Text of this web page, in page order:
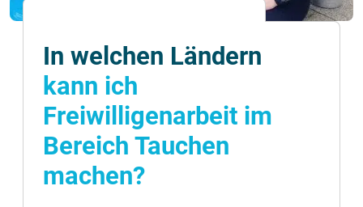
In welchen Ländern
kann ich
Freiwilligenarbeit im
Bereich Tauchen
machen?